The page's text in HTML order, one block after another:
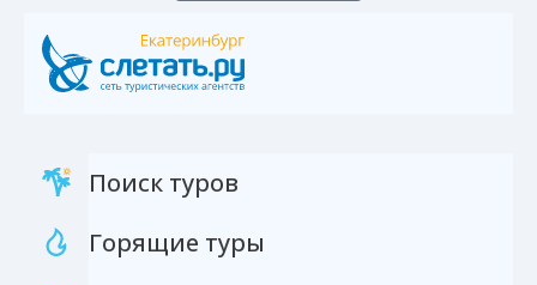
Поиск туров
Горящие туры